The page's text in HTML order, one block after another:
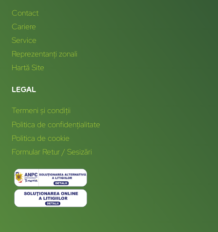
Contact
Cariere
Service
Reprezentanți zonali
Hartă Site
LEGAL
Termeni și condiții
Politica de confidențialitate
Politica de cookie
Formular Retur / Sesizări